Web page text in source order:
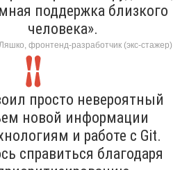
поддержка близкого
человека».
фронтенд-разработчик (экс-стажер)
просто невероятный
новой информации
и работе с Git.
справиться благодаря